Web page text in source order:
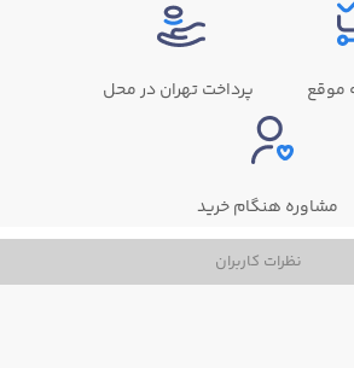
موقع پرداخت تهران در محل
مشاوره هنگام خرید
نظرات کاربران